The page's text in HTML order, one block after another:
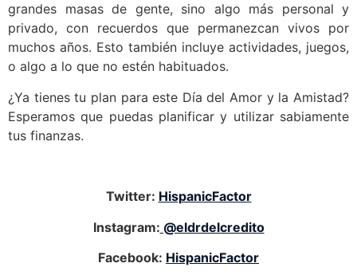
grandes masas de gente, sino algo más personal y
privado, con recuerdos que permanezcan vivos por
muchos años. Esto también incluye actividades, juegos,
o algo a lo que no estén habituados.
¿Ya tienes tu plan para este Día del Amor y la Amistad?
Esperamos que puedas planificar y utilizar sabiamente
tus finanzas.
Twitter: HispanicFactor
Instagram: @eldrdelcredito
Facebook: HispanicFactor